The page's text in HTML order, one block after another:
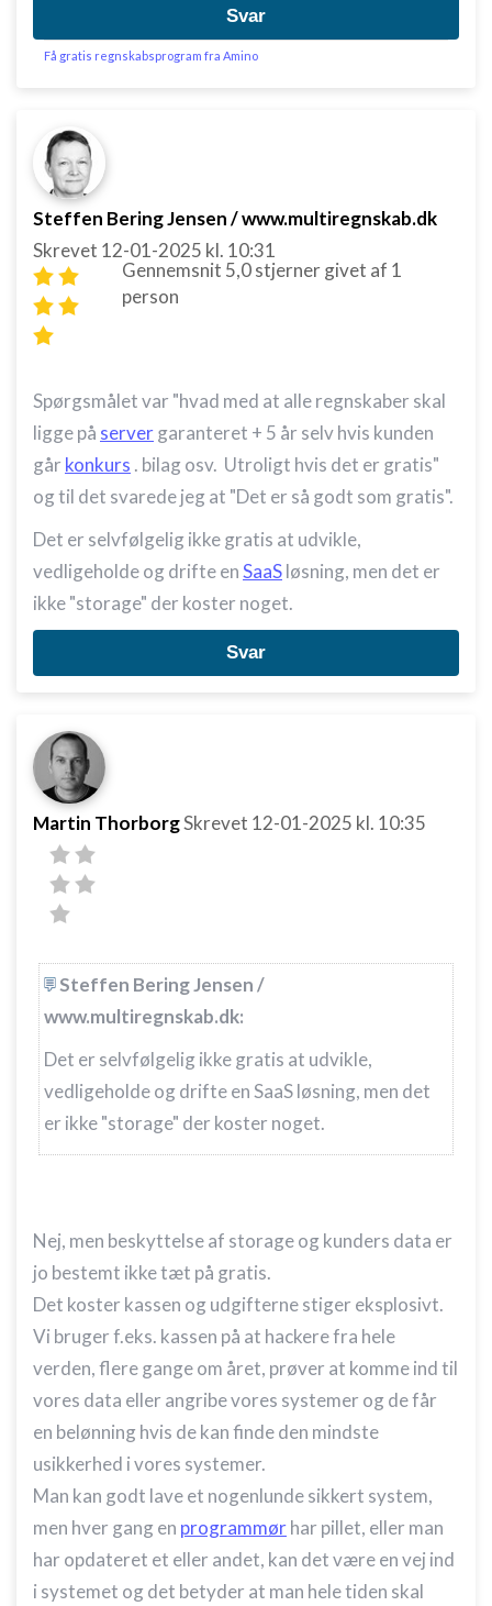
Svar
Få gratis regnskabsprogram fra Amino
Steffen Bering Jensen / www.multiregnskab.dk
Skrevet 12-01-2025 kl. 10:31
Gennemsnit 5,0stjerner givet af 1
person
Spørgsmålet var "hvad med at alle regnskaber skal
ligge på servergaranteret + 5 år selv hvis kunden
går konkurs . bilag osv. Utroligt hvis det er gratis"
og til det svarede jeg at "Det er så godt som gratis".
Det er selvfølgelig ikke gratis at udvikle,
vedligeholde og drifte enSaaSløsning, men det er
ikke "storage" der koster noget.
Svar
Martin ThorborgSkrevet 12-01-2025 kl. 10:35
Steffen Bering Jensen /
www.multiregnskab.dk:
Det er selvfølgelig ikke gratis at udvikle,
vedligeholde og drifte en SaaS løsning, men det
er ikke "storage" der koster noget.
Nej, men beskyttelse af storage og kunders data er
jo bestemt ikke tæt på gratis.
Det koster kassen og udgifterne stiger eksplosivt.
Vi bruger f.eks. kassen på at hackere fra hele
verden, flere gange om året, prøver at komme ind til
vores data eller angribe vores systemer og de får
en belønning hvis de kan finde den mindste
usikkerhed i vores systemer.
Man kan godt lave et nogenlunde sikkert system,
men hver gang en programmørhar pillet, eller man
har opdateret et eller andet, kan det være en vej ind
i systemet og det betyder at man hele tiden skal